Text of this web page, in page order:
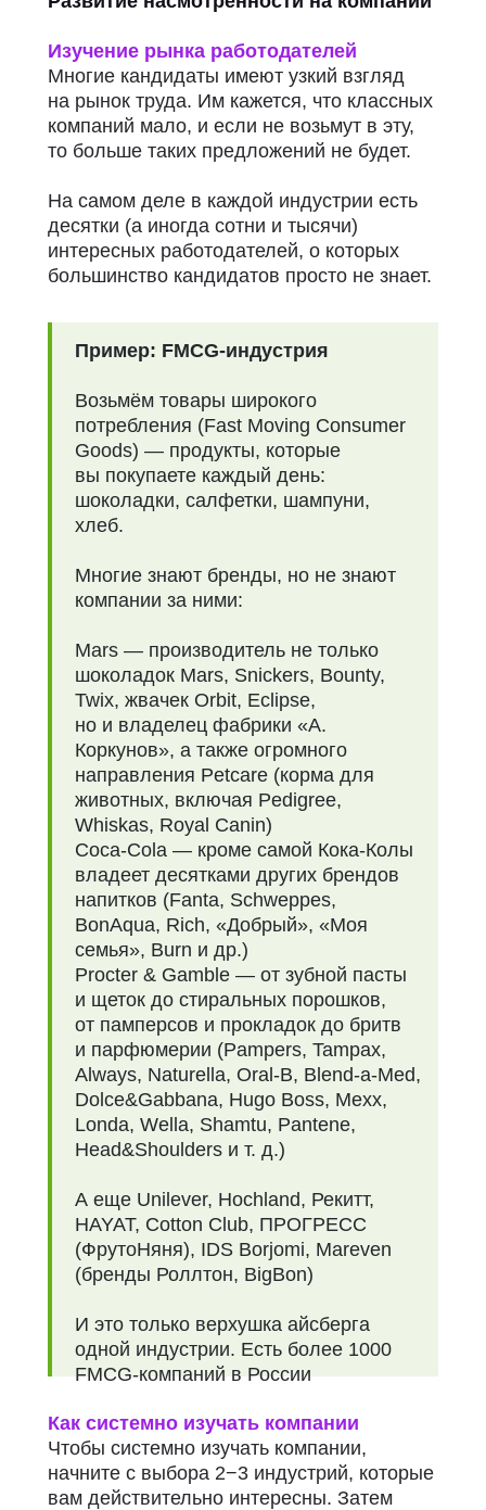
Изучение рынка работодателей
Многие кандидаты имеют узкий взгляд
на рынок труда. Им кажется, что классных
компаний мало, и если не возьмут в эту,
то больше таких предложений не будет.
На самом деле в каждой индустрии есть
десятки (а иногда сотни и тысячи)
интересных работодателей, о которых
большинство кандидатов просто не знает.
Пример: FMCG-индустрия
Возьмём товары широкого
потребления (Fast Moving Consumer
Goods) — продукты, которые
вы покупаете каждый день:
шоколадки, салфетки, шампуни,
хлеб.
Многие знают бренды, но не знают
компании за ними:
Mars — производитель не только
шоколадок Mars, Snickers, Bounty,
Twix, жвачек Orbit, Eclipse,
но и владелец фабрики «А.
Коркунов», а также огромного
направления Petcare (корма для
животных, включая Pedigree,
Whiskas, Royal Canin)
Coca-Cola — кроме самой Кока-Колы
владеет десятками других брендов
напитков (Fanta, Schweppes,
BonAqua, Rich, «Добрый», «Моя
семья», Burn и др.)
Procter & Gamble — от зубной пасты
и щеток до стиральных порошков,
от памперсов и прокладок до бритв
и парфюмерии (Pampers, Tampax,
Always, Naturella, Oral-B, Blend-a-Med,
Dolce&Gabbana, Hugo Boss, Mexx,
Londa, Wella, Shamtu, Pantene,
Head&Shoulders и т. д.)
А еще Unilever, Hochland, Рекитт,
HAYAT, Cotton Club, ПРОГРЕСС
(ФрутоНяня), IDS Borjomi, Mareven
(бренды Роллтон, BigBon)
И это только верхушка айсберга
одной индустрии. Есть более 1000
FMCG-компаний в России
Как системно изучать компании
Чтобы системно изучать компании,
начните с выбора 2−3 индустрий, которые
вам действительно интересны. Затем